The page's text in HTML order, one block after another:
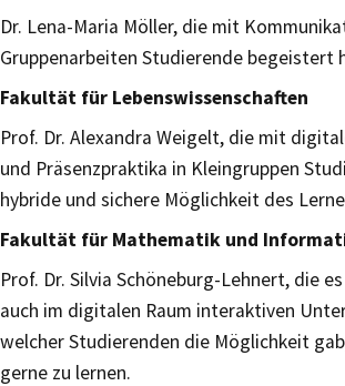
Dr. Lena-Maria Möller, die mit
Gruppenarbeiten Studierende begeistert
Fakultät für Lebenswissenschaften
Prof. Dr. Alexandra Weigelt, die mit
und Präsenzpraktika in Kleingruppen
hybride und sichere Möglichkeit des
Fakultät für Mathematik und
Prof. Dr. Silvia Schöneburg-Lehnert, die
auch im digitalen Raum interaktiven
welcher Studierenden die Möglichkeit
gerne zu lernen.